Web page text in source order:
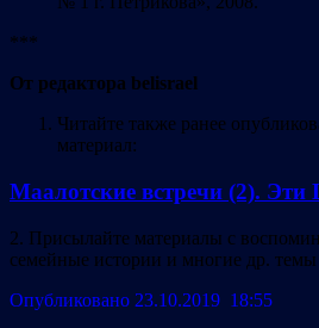
***
От редактора belisrael
Читайте также ранее
материал:
Маалотские встречи (2).
2. Присылайте материалы с
семейные истории и многие др. темы
Опубликовано 23.10.2019 18:55